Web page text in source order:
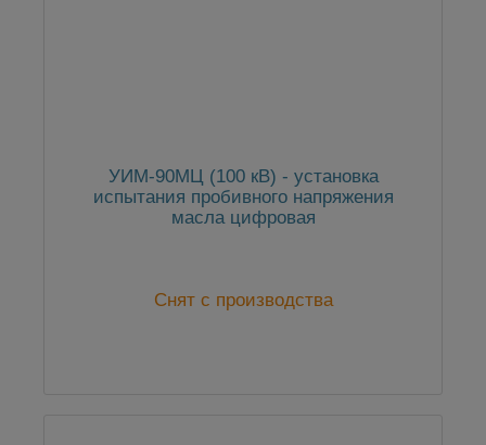
УИМ-90МЦ (100 кВ) - установка
испытания пробивного напряжения
масла цифровая
Снят с производства